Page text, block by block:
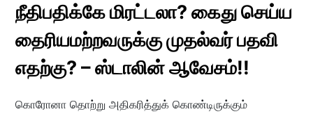
நீதிபதிக்கே மிரட்டலா? கைது செய்ய
தைரியமற்றவருக்கு முதல்வர் பதவி
எதற்கு? – ஸ்டாலின் ஆவேசம்!!
கொரோனா தொற்று அதிகரித்துக் கொண்டிருக்கும்